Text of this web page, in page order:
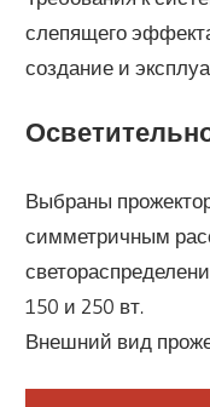
слепящего
создание и
Выбраны
симметричным
150 и 250 вт.
Внешний вид